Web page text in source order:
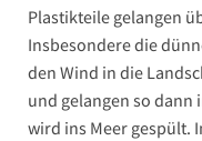
Plastikteile gelangen
Insbesondere die
den Wind in die
und gelangen so dann
wird ins Meer gespült.